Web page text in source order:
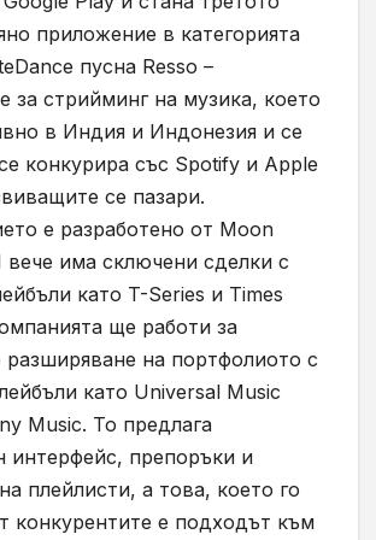
приложение в категорията
пусна Resso –
за стрийминг на музика, което
в Индия и Индонезия и се
конкурира със Spotify и Apple
се пазари.
е разработено от Moon
вече има сключени сделки с
като T-Series и Times
ще работи за
разширяване на портфолиото с
като Universal Music
Music. То предлага
интерфейс, препоръки и
плейлисти, а това, което го
конкурентите е подходът към